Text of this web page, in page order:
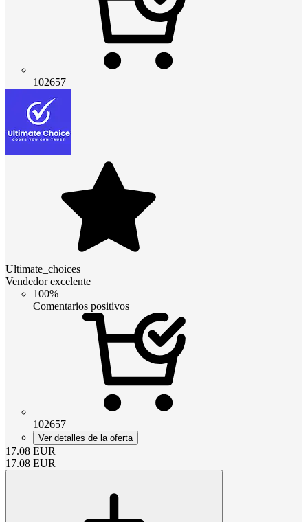
102657
Ultimate_choices
Vendedor excelente
100%
Comentarios positivos
102657
Ver detalles de la oferta
17.08 EUR
17.08 EUR